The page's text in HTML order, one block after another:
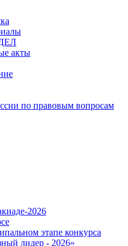
акты
по правовым вопросам
2026
этапе конкурса
лидер - 2026»